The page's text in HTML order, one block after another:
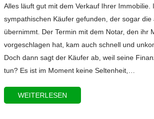
Alles läuft gut mit dem Verkauf Ihrer Immobilie.
sympathischen Käufer gefunden, der sogar die
übernimmt. Der Termin mit dem Notar, den ihr
vorgeschlagen hat, kam auch schnell und
Doch dann sagt der Käufer ab, weil seine
tun? Es ist im Moment keine Seltenheit,…
WEITERLESEN